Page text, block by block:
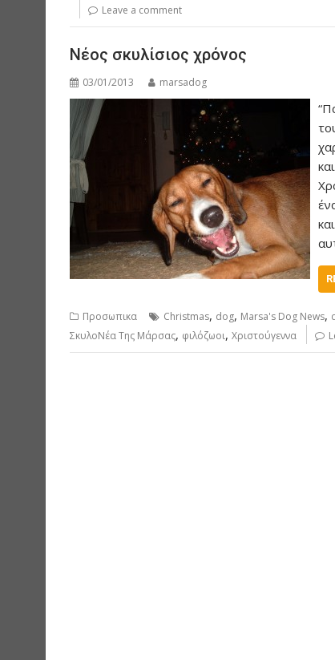
Leave a comment
Νέος σκυλίσιος χρόνος
03/01/2013 marsadog
Προσωπικα Christmas, dog, Marsa's Dog News,
ΣκυλοΝέα Της Μάρσας, φιλόζωοι, Χριστούγεννα